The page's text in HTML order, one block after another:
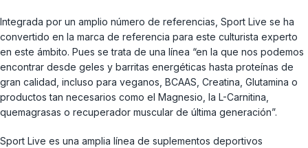
Integrada por un amplio número de referencias, Sport Live se ha
convertido en la marca de referencia para este culturista experto
en este ámbito. Pues se trata de una línea “en la que nos podemos
encontrar desde geles y barritas energéticas hasta proteínas de
gran calidad, incluso para veganos, BCAAS, Creatina, Glutamina o
productos tan necesarios como el Magnesio, la L-Carnitina,
quemagrasas o recuperador muscular de última generación”.
Sport Live es una amplia línea de suplementos deportivos